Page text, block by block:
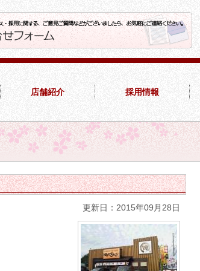
店舗紹介 採用情報
更新日：2015年09月28日